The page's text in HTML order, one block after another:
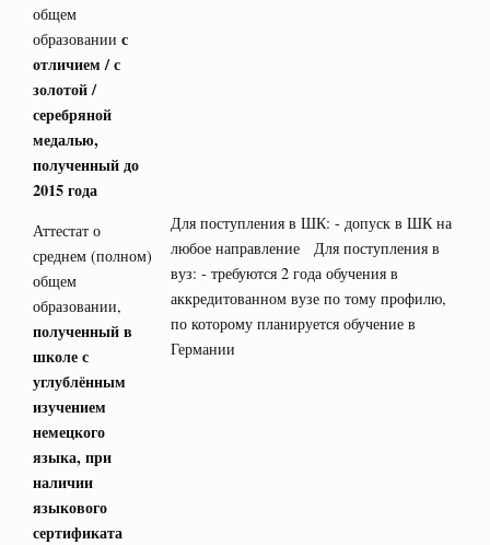
общем
образовании с
отличием / с
золотой /
серебряной
медалью,
полученный до
2015 года
Для поступления в ШК: - допуск в ШК на
любое направление Для поступления в
вуз: - требуются 2 года обучения в
аккредитованном вузе по тому профилю,
по которому планируется обучение в
Германии
Аттестат о
среднем (полном)
общем
образовании,
полученный в
школе с
углублённым
изучением
немецкого
языка, при
наличии
языкового
сертификата